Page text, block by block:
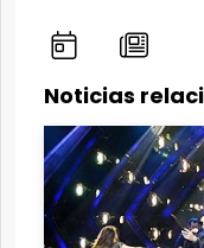
Noticias